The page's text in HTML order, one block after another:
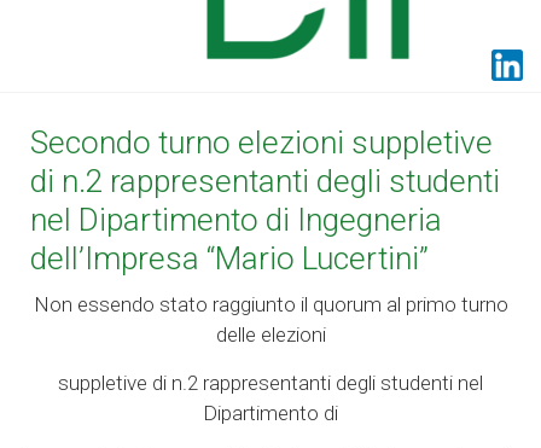
Secondo turno elezioni suppletive
di n.2 rappresentanti degli studenti
nel Dipartimento di Ingegneria
dell’Impresa “Mario Lucertini”
Non essendo stato raggiunto il quorum al primo turno
delle elezioni
suppletive di n.2 rappresentanti degli studenti nel
Dipartimento di